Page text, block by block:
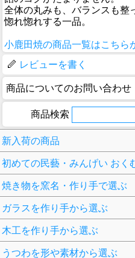
全体の丸みも、バランスも整
惚れ惚れする一品。
小鹿田焼の商品一覧はこちら
レビューを書く
商品についてのお問い合わせ
商品検索
新入荷の商品
初めての民藝・みんげい おく
焼き物を窯名・作り手で選ぶ
ガラスを作り手から選ぶ
木工を作り手から選ぶ
うつわを形や素材から選ぶ